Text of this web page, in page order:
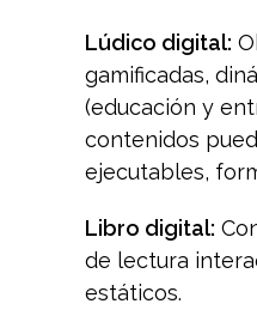
Lúdico digital:
gamificadas,
(educación y
contenidos
ejecutables,
Libro digital:
de lectura
estáticos.